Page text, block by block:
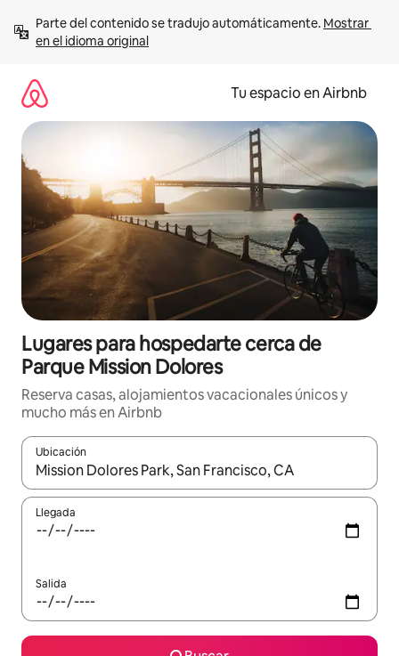
contenido
Parte del contenido se tradujo automáticamente. Mostrar
en el idioma original
Tu espacio en Airbnb
Lugares para hospedarte cerca de
Parque Mission Dolores
Reserva casas, alojamientos vacacionales únicos y
mucho más en Airbnb
Ubicación
Cuando los resultados estén disponibles, podrás navegar
Llegada
Salida